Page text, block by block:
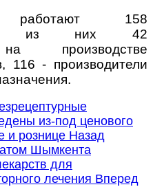
158
из них 42
на производстве
116 - производители
из-под ценового
и рознице Назад
Шымкента
для
лечения Вперед